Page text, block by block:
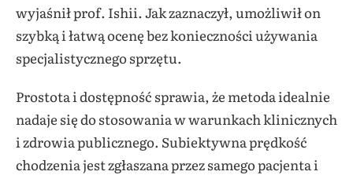
wyjaśnił prof. Ishii. Jak zaznaczył, umożliwił on
szybką i łatwą ocenę bez konieczności używania
specjalistycznego sprzętu.
Prostota i dostępność sprawia, że metoda idealnie
nadaje się do stosowania w warunkach klinicznych
i zdrowia publicznego. Subiektywna prędkość
chodzenia jest zgłaszana przez samego pacjenta i